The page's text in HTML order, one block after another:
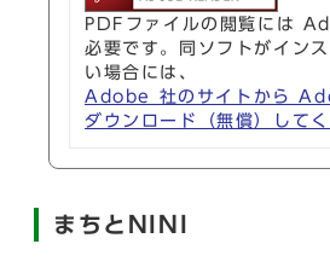
PDFファイルの閲覧には
必要です。同ソフトがイン
い場合には、
Adobe 社のサイトから
ダウンロード（無償）してく
まちとNINI